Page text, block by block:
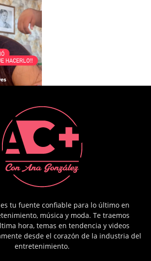
tu fuente confiable para lo último en
música y moda. Te traemos
hora, temas en tendencia y videos
desde el corazón de la industria del
entretenimiento.